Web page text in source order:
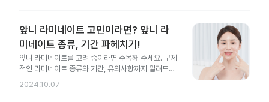
앞니 라미네이트 고민이라면? 앞니 라
미네이트 종류, 기간 파헤치기!
앞니 라미네이트를 고려 중이라면 주목해 주세요. 구체
적인 라미네이트 종류와 기간, 유의사항까지 알려드릴
게요.
2024.10.07